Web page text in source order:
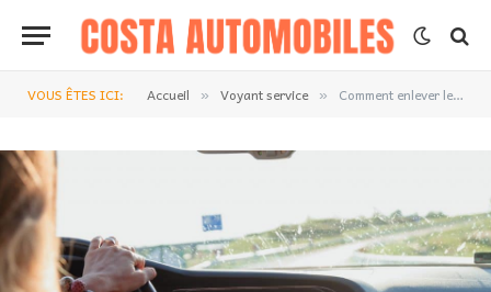
VOUS ÊTES ICI: Accueil » Voyant service » Comment enlever le voyant de service sur la Bmw Serie 6 F12 ?